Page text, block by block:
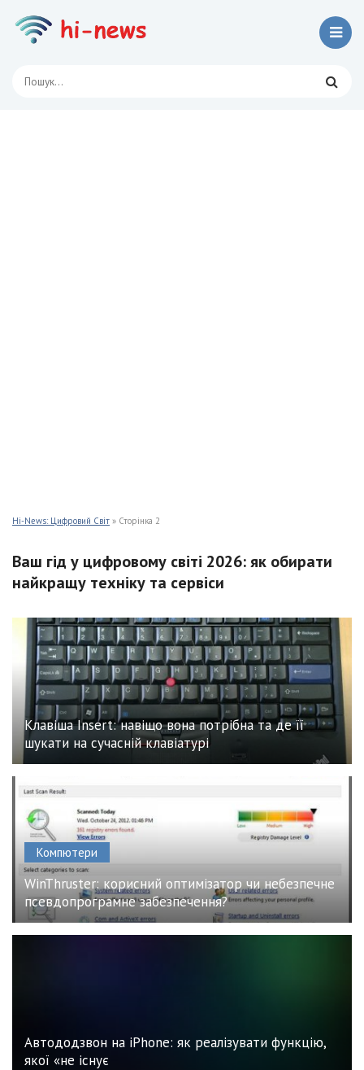
Hi-News: Цифровий Світ » Сторінка 2
Ваш гід у цифровому світі 2026: як обирати
найкращу техніку та сервіси
Клавіша Insert: навіщо вона потрібна та де її
шукати на сучасній клавіатурі
Компютери
WinThruster: корисний оптимізатор чи небезпечне
псевдопрограмне забезпечення?
Автододзвон на iPhone: як реалізувати функцію,
якої «не існує